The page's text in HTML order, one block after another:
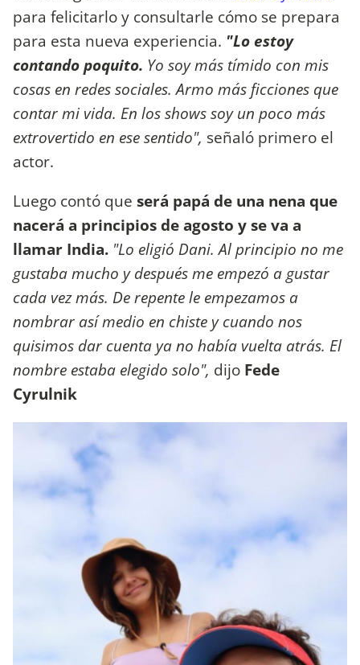
para felicitarlo y consultarle cómo se prepara
para esta nueva experiencia. "Lo estoy
contando poquito. Yo soy más tímido con mis
cosas en redes sociales. Armo más ficciones que
contar mi vida. En los shows soy un poco más
extrovertido en ese sentido", señaló primero el
actor.
Luego contó que será papá de una nena que
nacerá a principios de agosto y se va a
llamar India. "Lo eligió Dani. Al principio no me
gustaba mucho y después me empezó a gustar
cada vez más. De repente le empezamos a
nombrar así medio en chiste y cuando nos
quisimos dar cuenta ya no había vuelta atrás. El
nombre estaba elegido solo", dijo Fede
Cyrulnik